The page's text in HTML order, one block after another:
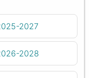
2027
2028